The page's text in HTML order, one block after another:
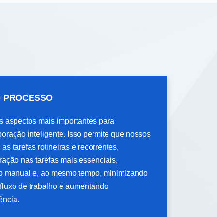
PROCESSO
aspectos mais importantes para
inteligente. Isso permite que nossos
tarefas rotineiras e recorrentes,
nas tarefas mais essenciais,
manual e, ao mesmo tempo, minimizando
de trabalho e aumentando
aspectos mais importantes para
inteligente. Isso permite que nossos
as tarefas rotineiras e recorrentes,
nas tarefas mais essenciais,
manual e, ao mesmo tempo, minimizando
de trabalho e aumentando